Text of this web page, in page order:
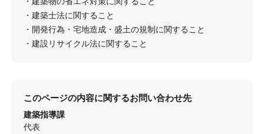
・建築士法に関すること
・開発行為・宅地造成・盛土の規制に関すること
・建設リサイクル法に関すること
このページの内容に関するお問い合わせ先
建築指導課
代表